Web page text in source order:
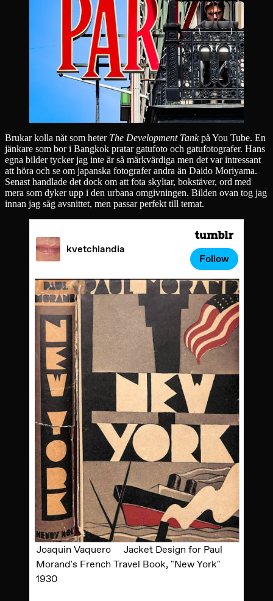
Brukar kolla nåt som heter The Development Tankpå You Tube. En
jänkare som bor i Bangkok pratar gatufoto och gatufotografer. Hans
egna bilder tycker jag inte är så märkvärdiga men det var intressant
att höra och se om japanska fotografer andra än Daido Moriyama.
Senast handlade det dock om att fota skyltar, bokstäver, ord med
mera som dyker upp i den urbana omgivningen. Bilden ovan tog jag
innan jag såg avsnittet, men passar perfekt till temat.